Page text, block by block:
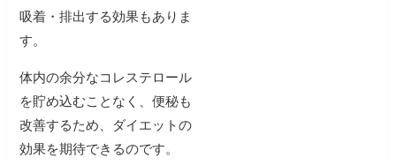
吸着・排出する効果もありま
す。
体内の余分なコレステロール
を貯め込むことなく、便秘も
改善するため、ダイエットの
効果を期待できるのです。